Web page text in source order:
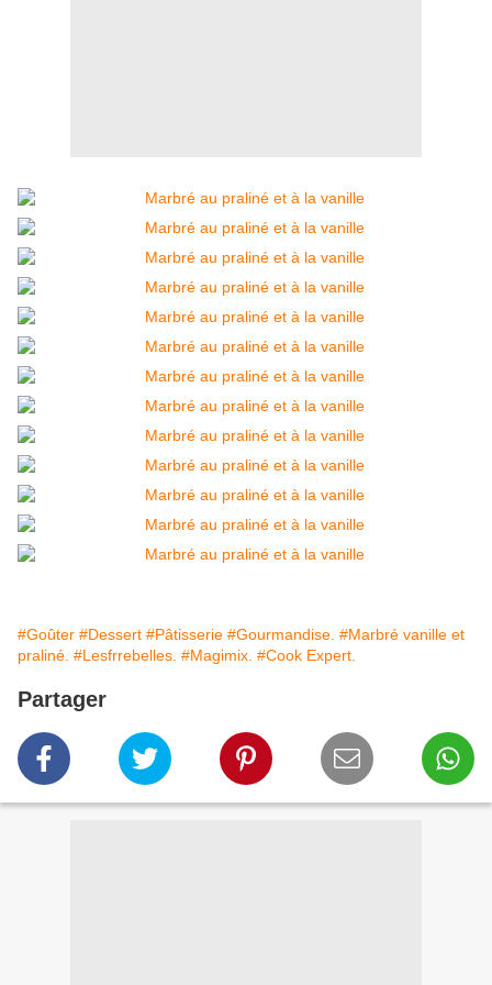
#Goûter #Dessert #Pâtisserie #Gourmandise. #Marbré vanille et
praliné. #Lesfrrebelles. #Magimix. #Cook Expert.
Partager